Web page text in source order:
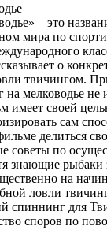
– это
мира по
о
твичингом.
мелководье не
имеет своей
сам
делиться
советы по
знающие рыбаки
на
ловли
спиннинг для
споров по